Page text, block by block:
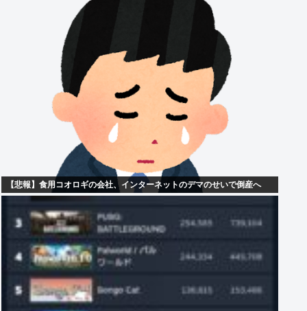
【悲報】食用コオロギの会社、インターネットのデマのせいで倒産へ